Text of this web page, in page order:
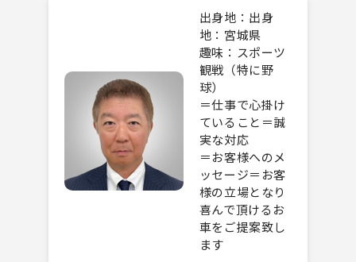
出身地：出身
地：宮城県
趣味：スポーツ
観戦（特に野
球）
＝仕事で心掛け
ていること＝誠
実な対応
＝お客様へのメ
ッセージ＝お客
様の立場となり
喜んで頂けるお
車をご提案致し
ます